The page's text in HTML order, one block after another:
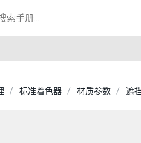
标准着色器 材质参数 遮